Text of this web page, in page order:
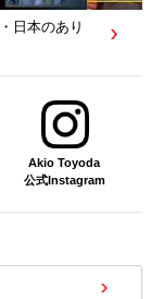
語ったこと
ュース
Akio Toyoda
公式Instagram